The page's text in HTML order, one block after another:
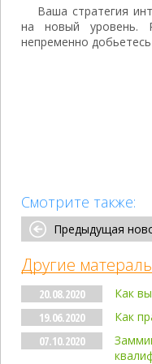
Ваша стратегия
на новый уровень.
непременно
Смотрите также:
Предыдущая
Другие
20.08.2020
Как
19.06.2020
Как
07.10.2020